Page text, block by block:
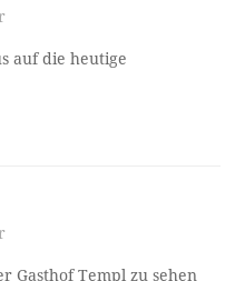
auf die heutige
Gasthof Templ zu sehen